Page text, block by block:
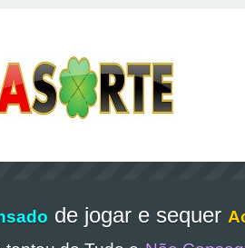
de jogar e sequer